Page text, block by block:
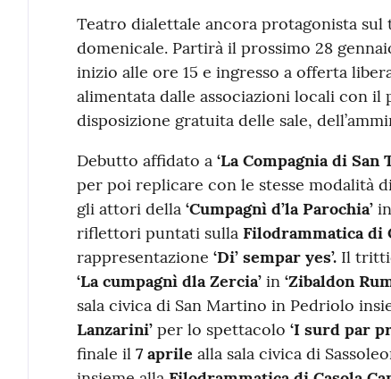
Contenuto
Teatro dialettale ancora protagonista sul
domenicale. Partirà il prossimo 28
inizio alle ore 15 e ingresso a offerta
alimentata dalle associazioni locali con il
disposizione gratuita delle sale,
Debutto affidato a ‘La Compagnia di San
per poi replicare con le stesse modalità
gli attori della ‘Cumpagnì d’la Parochia’in
riflettori puntati sulla Filodrammatica di
rappresentazione ‘Di’ sempar yes’.Il
‘La cumpagnì dla Zercia’in ‘Zibaldon
sala civica di San Martino in Pedriolo
Lanzarini’per lo spettacolo ‘I surd par
finale il 7 aprile alla sala civica di